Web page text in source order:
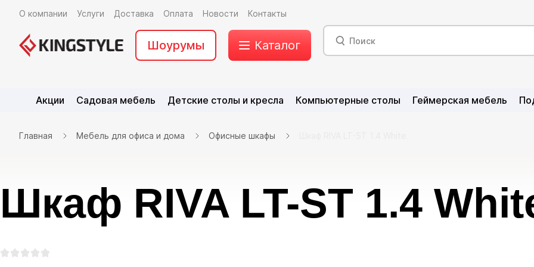
О компании Услуги Доставка Оплата Новости Контакты
Шоурумы Каталог
Акции Садовая мебель Детские столы и кресла Компьютерные столы Геймерская мебель
Главная Мебель для офиса и дома Офисные шкафы
Шкаф RIVA LT-ST 1.4